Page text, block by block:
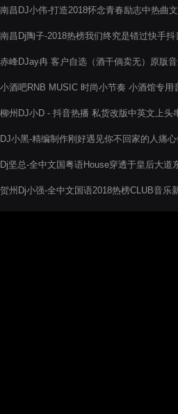
南昌DJ小伟-打造2018怀念青春励志中热曲
南昌Dj陶子-2018热榜我们终究是错过快手
赤峰DJay冉 客户自选（酒干倘卖无）原版
小酒吧RNB MUSIC 时尚小节奏 小酒馆专用
柳州DJ小D - 抖音热播 私货改版中英文上头
DJ小黑-精编制作刚好遇见你不回家的人痛
Dj坚总-全中文国粤语House穿透于皇后大道
贺州Dj小强-全中文国语2018热榜CLUB音乐